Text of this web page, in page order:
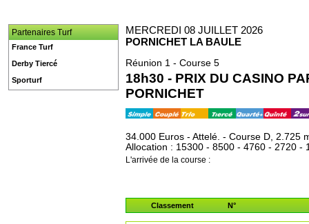
MERCREDI 08 JUILLET 2026
PORNICHET LA BAULE
Réunion 1 - Course 5
18h30 - PRIX DU CASINO
PORNICHET
34.000 Euros - Attelé. - Course D, 2.725
Allocation : 15300 - 8500 - 4760 - 2720 -
L'arrivée de la course :
Classement N°
Partenaires Turf
France Turf
Derby Tiercé
Sporturf